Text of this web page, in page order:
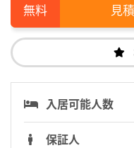
見
入居可能人数
保証人